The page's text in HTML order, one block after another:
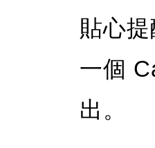
貼心
一個
出。